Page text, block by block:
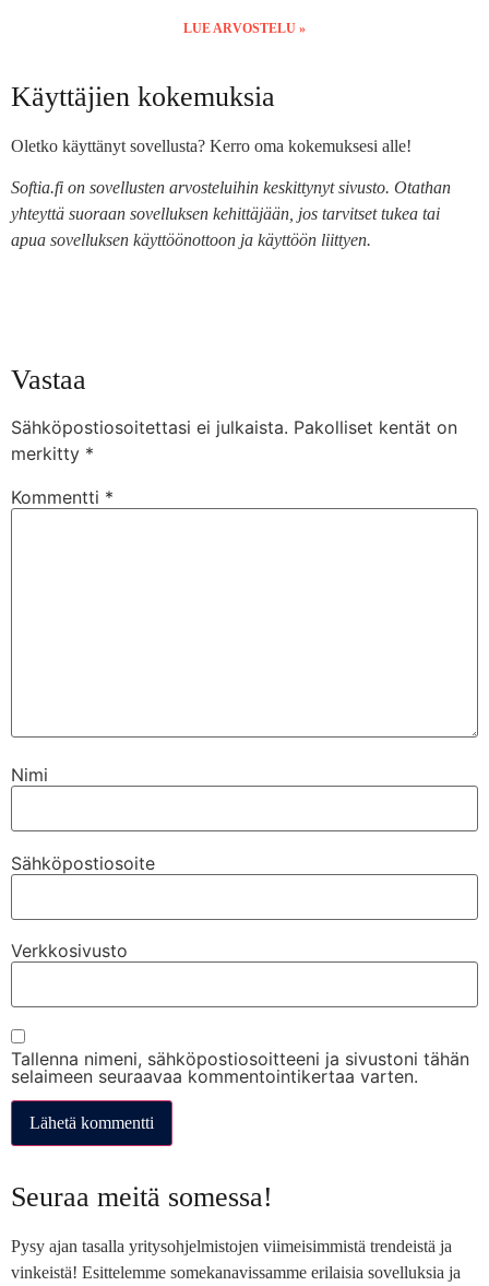
LUE ARVOSTELU »
Käyttäjien kokemuksia
Oletko käyttänyt sovellusta? Kerro oma kokemuksesi alle!
Softia.fi on sovellusten arvosteluihin keskittynyt sivusto. Otathan
yhteyttä suoraan sovelluksen kehittäjään, jos tarvitset tukea tai
apua sovelluksen käyttöönottoon ja käyttöön liittyen.
Vastaa
Sähköpostiosoitettasi ei julkaista. Pakolliset kentät on
merkitty *
Kommentti *
Nimi
Sähköpostiosoite
Verkkosivusto
Tallenna nimeni, sähköpostiosoitteeni ja sivustoni tähän
selaimeen seuraavaa kommentointikertaa varten.
Seuraa meitä somessa!
Pysy ajan tasalla yritysohjelmistojen viimeisimmistä trendeistä ja
vinkeistä! Esittelemme somekanavissamme erilaisia sovelluksia ja